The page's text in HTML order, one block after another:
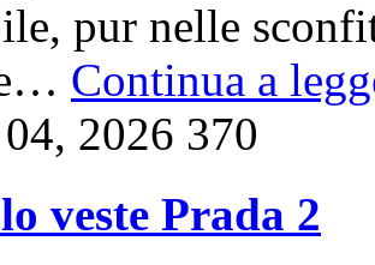
pur nelle
Continua a
2026 370
veste Prada 2